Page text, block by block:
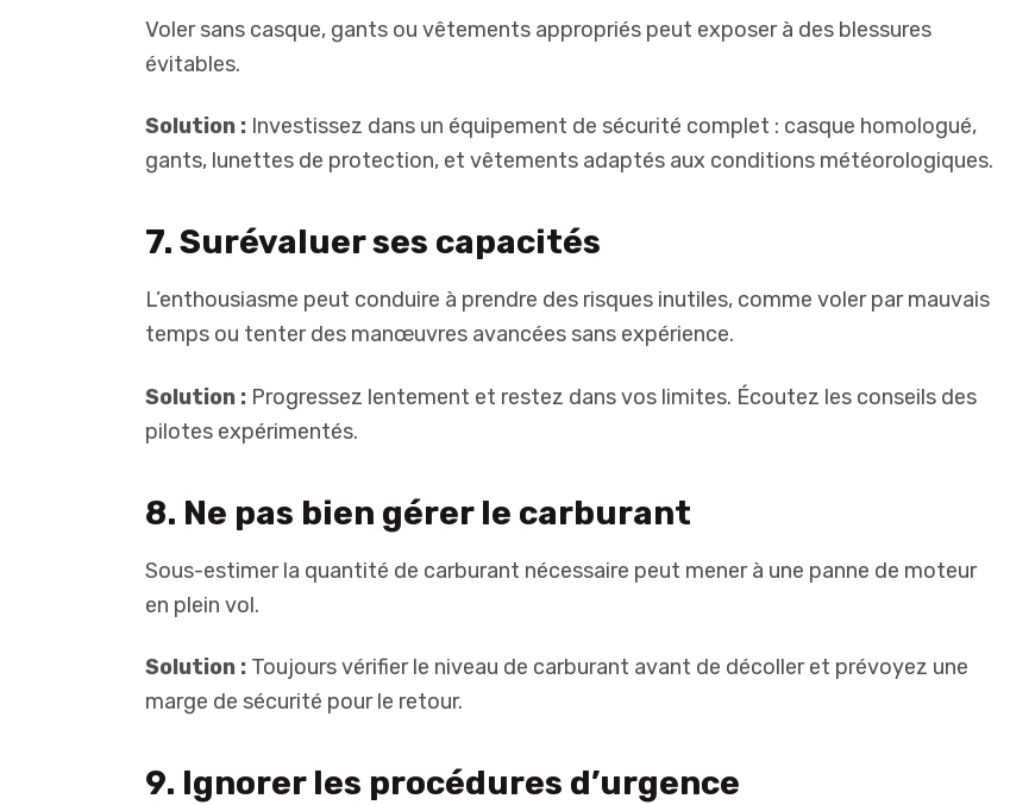
Voler sans casque, gants ou vêtements appropriés peut exposer à des blessures
évitables.
Solution : Investissez dans un équipement de sécurité complet : casque homologué,
gants, lunettes de protection, et vêtements adaptés aux conditions météorologiques.
7. Surévaluer ses capacités
L’enthousiasme peut conduire à prendre des risques inutiles, comme voler par mauvais
temps ou tenter des manœuvres avancées sans expérience.
Solution : Progressez lentement et restez dans vos limites. Écoutez les conseils des
pilotes expérimentés.
8. Ne pas bien gérer le carburant
Sous-estimer la quantité de carburant nécessaire peut mener à une panne de moteur
en plein vol.
Solution : Toujours vérifier le niveau de carburant avant de décoller et prévoyez une
marge de sécurité pour le retour.
9. Ignorer les procédures d’urgence